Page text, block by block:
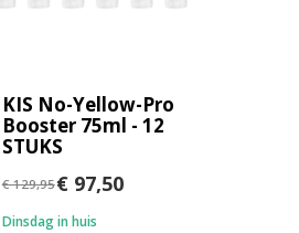
KIS No-Yellow-Pro
Booster 75ml - 12
STUKS
€ 129,95€ 97,50
Dinsdag in huis